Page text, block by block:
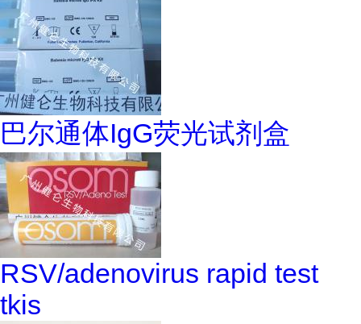
巴尔通体IgG荧光试剂盒
RSV/adenovirus rapid test
tkis